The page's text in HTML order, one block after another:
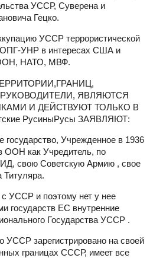
УССР, Суверена и
Гецко.
УССР террористической
ОПГ-УНР в интересах США и
НАТО, МВФ.
ЯВЛЯЮТСЯ
И ДЕЙСТВУЮТ ТОЛЬКО В
РусиныРусы ЗАЯВЛЯЮТ:
Учрежденное в 1936
ООН как Учредитель, по
свою Советскую Армию , свое
Титуляра.
УССР и поэтому нет у нее
государств ЕС внутренние
Государства УССР .
УССР зарегистрировано на своей
границах СССР, имеет все